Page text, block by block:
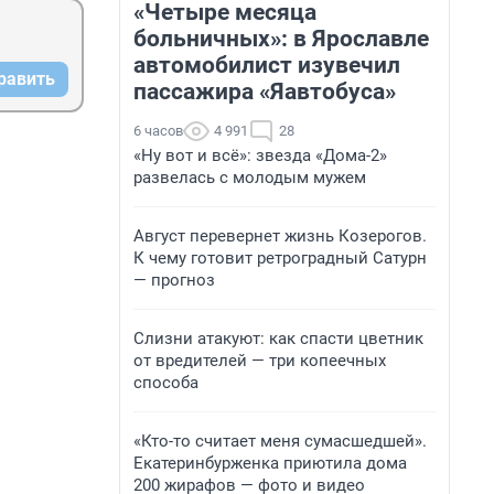
«Четыре месяца
больничных»: в Ярославле
автомобилист изувечил
пассажира «Яавтобуса»
6 часов 4 991 28
«Ну вот и всё»: звезда «Дома-2»
развелась с молодым мужем
Август перевернет жизнь Козерогов.
К чему готовит ретроградный Сатурн
— прогноз
Слизни атакуют: как спасти цветник
от вредителей — три копеечных
способа
«Кто-то считает меня сумасшедшей».
Екатеринбурженка приютила дома
200 жирафов — фото и видео